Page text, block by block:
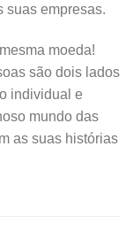
suas empresas.
moeda!
são dois lados
individual e
mundo das
as suas histórias